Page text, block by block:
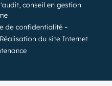
conseil en gestion
de confidentialité
Réalisation du site Internet